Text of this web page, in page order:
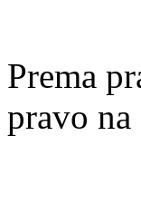
Prema
pravo na